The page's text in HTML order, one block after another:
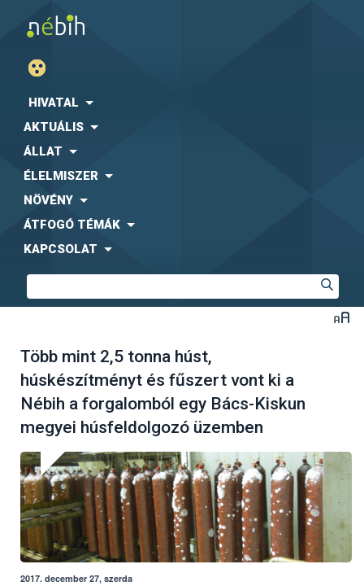
HIVATAL
AKTUÁLIS
ÁLLAT
ÉLELMISZER
NÖVÉNY
ÁTFOGÓ TÉMÁK
KAPCSOLAT
Több mint 2,5 tonna húst,
húskészítményt és fűszert vont ki a
Nébih a forgalomból egy Bács-Kiskun
megyei húsfeldolgozó üzemben
2017. december 27, szerda